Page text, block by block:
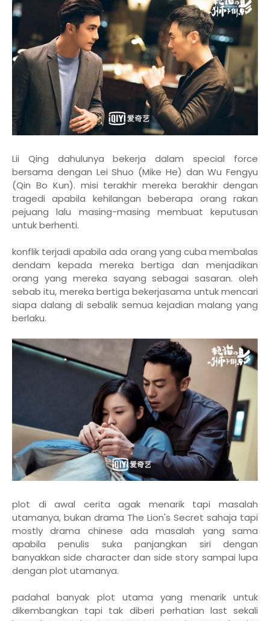
Lii Qing dahulunya bekerja dalam special force
bersama dengan Lei Shuo (Mike He) dan Wu Fengyu
(Qin Bo Kun). misi terakhir mereka berakhir dengan
tragedi apabila kehilangan beberapa orang rakan
pejuang lalu masing-masing membuat keputusan
untuk berhenti.
konflik terjadi apabila ada orang yang cuba membalas
dendam kepada mereka bertiga dan menjadikan
orang yang mereka sayang sebagai sasaran. oleh
sebab itu, mereka bertiga bekerjasama untuk mencari
siapa dalang di sebalik semua kejadian malang yang
berlaku.
plot di awal cerita agak menarik tapi masalah
utamanya, bukan drama The Lion's Secret sahaja tapi
mostly drama chinese ada masalah yang sama
apabila penulis suka panjangkan siri dengan
banyakkan side character dan side story sampai lupa
dengan plot utamanya.
padahal banyak plot utama yang menarik untuk
dikembangkan tapi tak diberi perhatian last sekali